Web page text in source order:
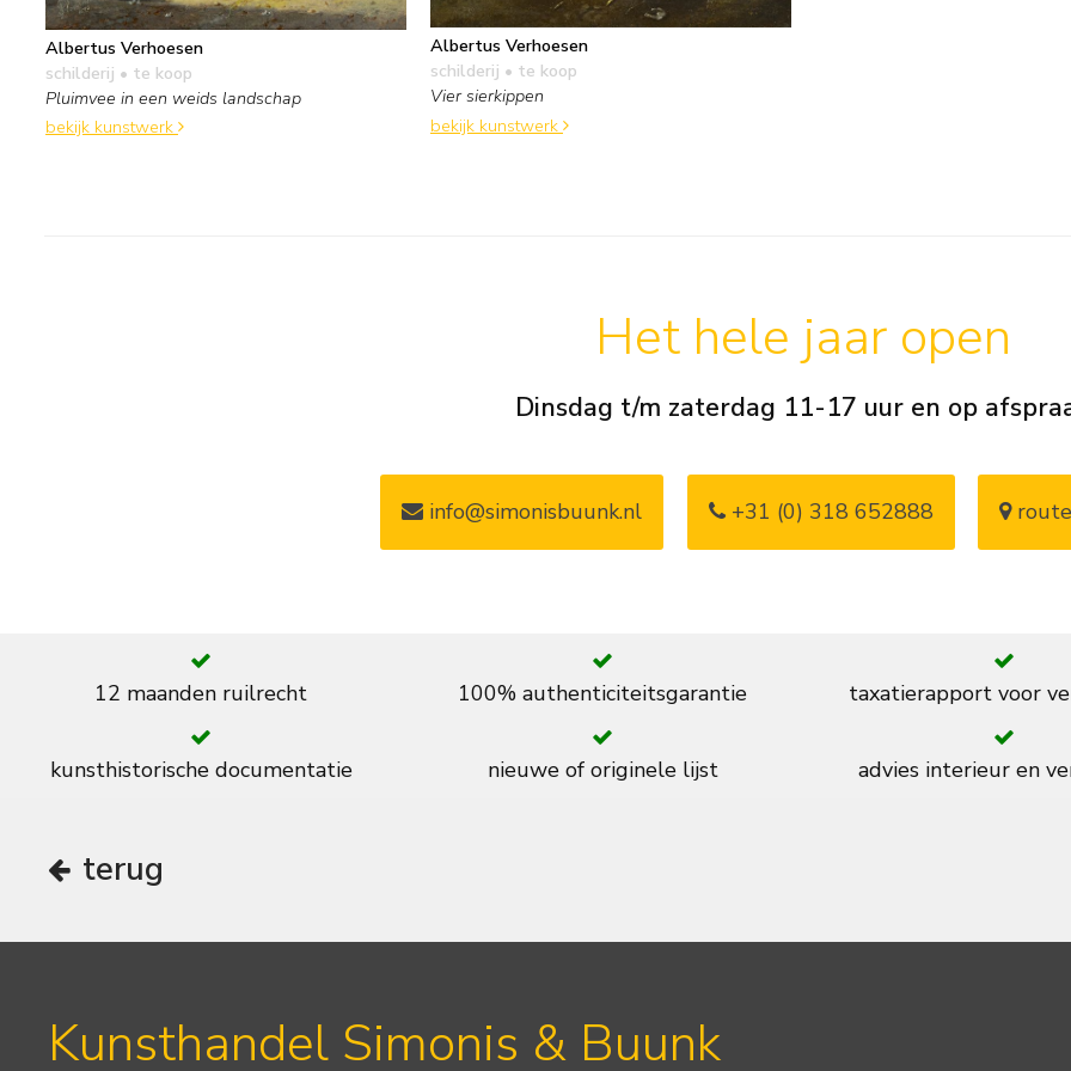
Albertus Verhoesen
schilderij • te koop
Pluimvee in een weids landschap
bekijk kunstwerk
Albertus Verhoesen
schilderij • te koop
Vier sierkippen
bekijk kunstwerk
Het hele jaar open
Dinsdag t/m zaterdag 11-17 uur en op
info@simonisbuunk.nl +31 (0) 318 652888
12 maanden ruilrecht 100% authenticiteitsgarantie taxatierapport voor
kunsthistorische documentatie nieuwe of originele lijst advies interieur en
terug
Kunsthandel Simonis & Buunk